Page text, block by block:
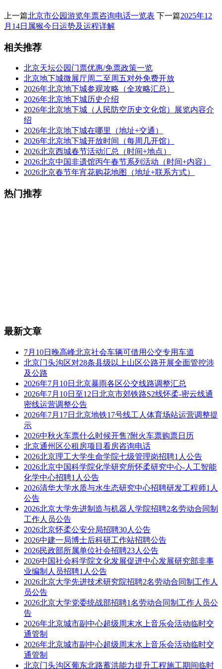
上一篇北京市公园游览年票咨询电话一览表 下一篇2025年12
月14日属猴今日运势及运程详解
相关推荐
北京天坛公园门票优惠/免票政策一览
北京地下城微展厅周二至周五对外免费开放
2026年北京地下城参观攻略（全攻略汇总）
2026年北京地下城历史介绍
2026年北京地下城（人民防空历史文化馆）展览内容介
绍
2026年北京地下城在哪里（地址+交通）
2026年北京地下城开放时间（每周几开馆）
2026北京西城春节活动汇总（时间+地点）
2026北京中国非遗馆丙午春节系列活动（时间+内容）
2026北京春节年宵花购花地图（地址+联系方式）
热门推荐
最新文章
7月10日晚高峰北京社会车辆可借用公交专用车道
北京门头沟区对28条县级以上山区公路开展全面管控涉
及公路
2026年7月10日北京暴雨各区公交线路调整汇总
2026年7月10日至12日北京市郊铁路S2线怀柔-密云线通
密线运营调整公告
2026年7月17日北京地铁17号线工人体育场站运营调整提
示
2026中秋火车票什么时候开售?附火车票购票日历
北京通州区公租房项目看房咨询电话
2026北京理工大学生命学院七级管理岗招聘1人公告
2026北京中国科学院化学研究所怀柔研究中心-人工智能
化学中心招聘1人公告
2026清华大学水质与水生态研究中心招聘研发工程师1人
公告
2026北京大学先进制造与机器人学院招聘2名劳动合同制
工作人员公告
2026北京怀柔公安分局招聘30人公告
2026中建一局博士后科研工作站招聘公告
2026民政部所属单位社会招聘23人公告
2026中国社会科学院文化发展促进中心发展研究部非事
业编制人员招聘1人公告
2026北京大学先进技术研究院招聘2名劳动合同制工作人
员公告
2026北京大学党委统战部招聘1名劳动合同制工作人员公
告
2026年北京城市副中心超级周末水上音乐会活动临时交
通管制
2026年北京城市副中心超级周末水上音乐会活动临时交
通管制
北京门头沟区葡东北路蓄洪能力提升工程施工期间临时